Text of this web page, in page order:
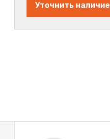
Уточнить наличие